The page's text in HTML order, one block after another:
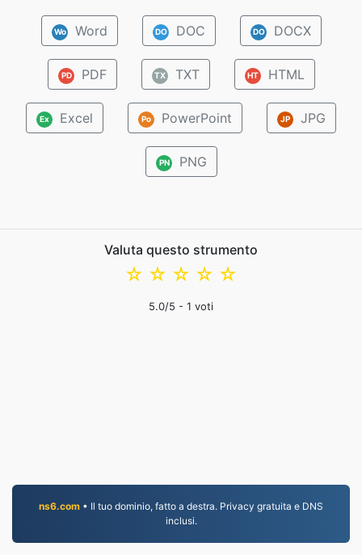
Wo Word DO DOC DO DOCX
PD PDF TX TXT HT HTML
Ex Excel Po PowerPoint JP JPG
PN PNG
Valuta questo strumento
☆
☆
☆
☆
☆
5.0/5 - 1 voti
ns6.com • Il tuo dominio, fatto a destra. Privacy gratuita e DNS
inclusi.